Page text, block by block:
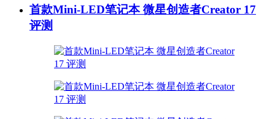
首款Mini-LED笔记本 微星创造者Creator 17
评测